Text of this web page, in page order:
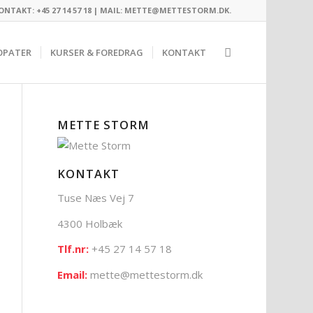
+45 27 14 57 18 | MAIL: METTE@METTESTORM.DK.
KURSER & FOREDRAG KONTAKT
METTE STORM
KONTAKT
Tuse Næs Vej 7
4300 Holbæk
Tlf.nr:+45 27 14 57 18
Email:mette@mettestorm.dk